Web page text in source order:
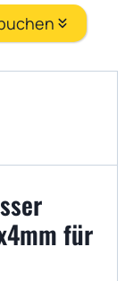
für